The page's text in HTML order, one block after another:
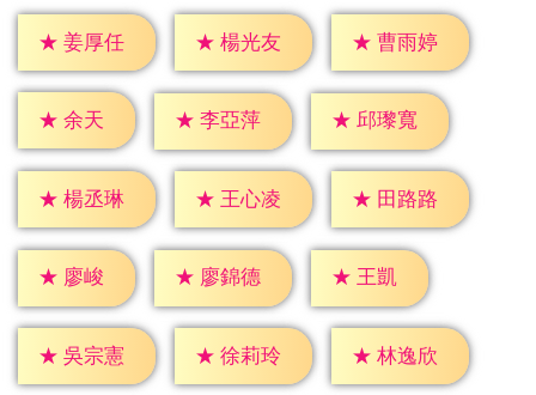
★ 姜厚任 ★ 楊光友 ★ 曹雨婷
★ 余天 ★ 李亞萍 ★ 邱瓈寬
★ 楊丞琳 ★ 王心凌 ★ 田路路
★ 廖峻 ★ 廖錦德 ★ 王凱
★ 吳宗憲 ★ 徐莉玲 ★ 林逸欣